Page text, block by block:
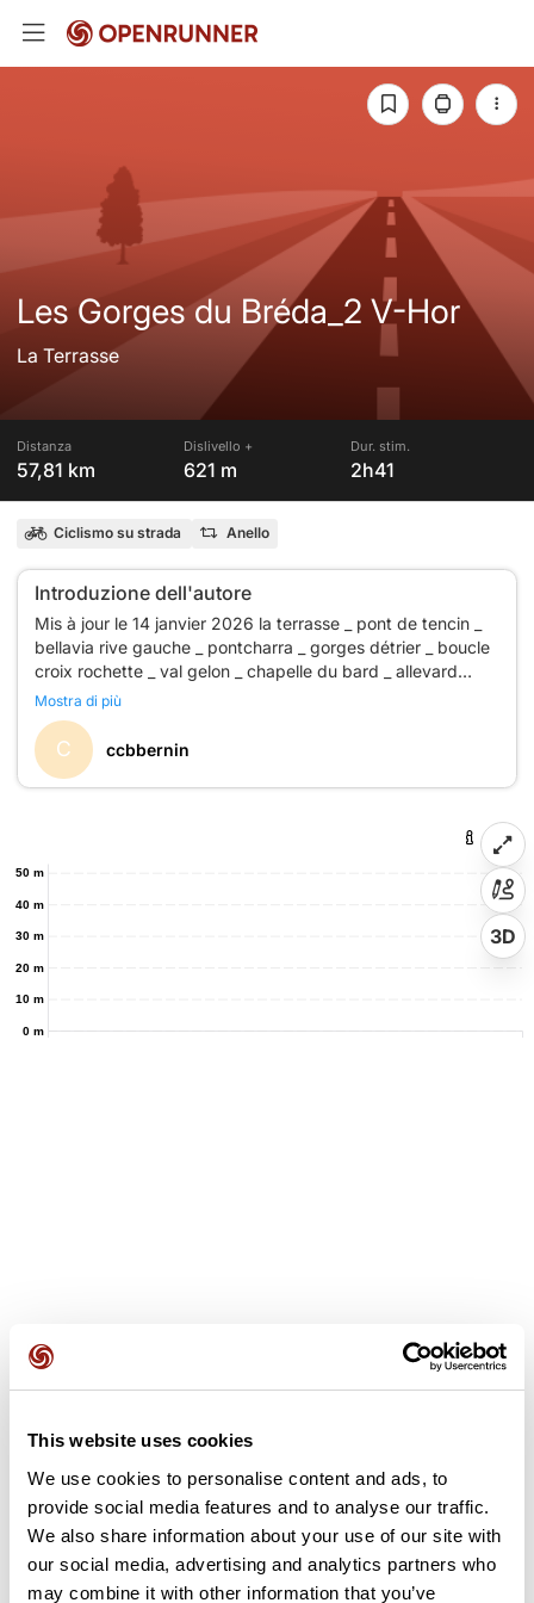
This website uses cookies
We use cookies to personalise content and ads, to
provide social media features and to analyse our traffic.
We also share information about your use of our site with
our social media, advertising and analytics partners who
may combine it with other information that you’ve
Les Gorges du Bréda_2 V-Hor
La Terrasse
Distanza
57,81 km
Dislivello +
621 m
Dur. stim.
2h41
Ciclismo su strada Anello
Introduzione dell'autore
Mis à jour le 14 janvier 2026 la terrasse _ pont de tencin _
bellavia rive gauche _ pontcharra _ gorges détrier _ boucle
croix rochette _ val gelon _ chapelle du bard _ allevard
_d225 goncelin _ pont sur l'isère _bellavia rive droite _ la
Mostra di più
C ccbbernin
0 m
10 m
20 m
30 m
40 m
50 m
3D
Questo percorso non contiene ancora alcuna recensione.
L'hai già effettuato? Sii il primo a inviare una recensione!